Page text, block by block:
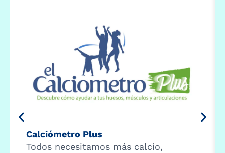
Calciómetro Plus
Todos necesitamos más calcio,